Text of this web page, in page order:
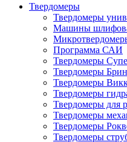
Твердомеры
Твердомеры
Машины
Программа САИ
Твердомеры
Твердомеры
Твердомеры
Твердомеры
Твердомеры для
Твердомеры
Твердомеры
Твердомеры